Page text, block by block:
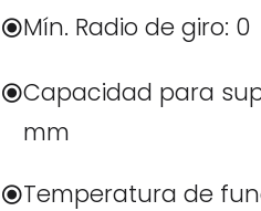
Mín. Radio de giro: 0
Capacidad para
mm
Temperatura de